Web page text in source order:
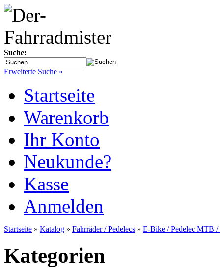
Suche:
Erweiterte Suche »
Startseite
Warenkorb
Ihr Konto
Neukunde?
Kasse
Anmelden
Startseite » Katalog » Fahrräder / Pedelecs » E-Bike / Pedelec MTB
Kategorien